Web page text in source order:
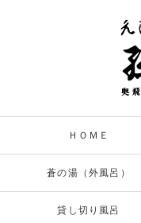
ＨＯＭＥ
蒼の湯（外風呂）
貸し切り風呂